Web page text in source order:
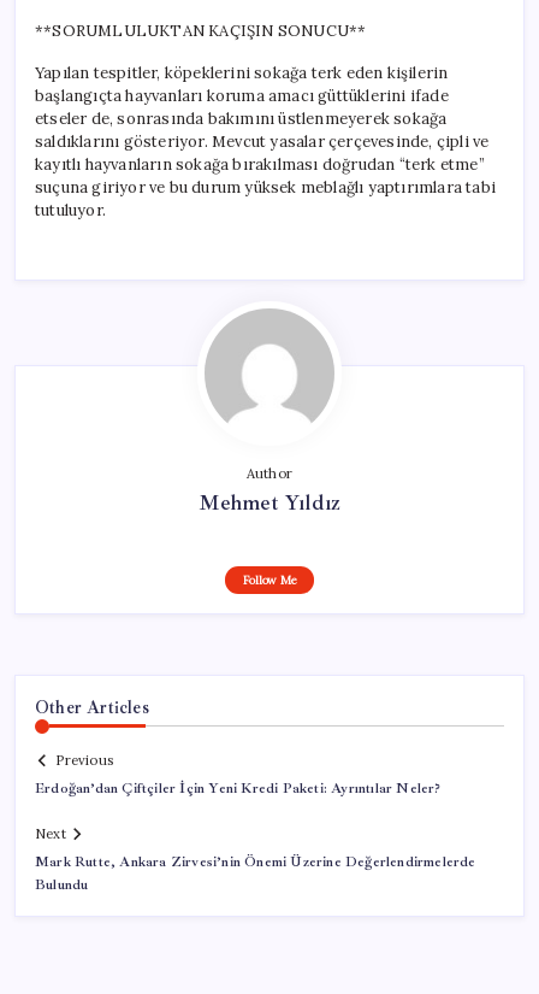
**SORUMLULUKTAN KAÇIŞIN SONUCU**
Yapılan tespitler, köpeklerini sokağa terk eden kişilerin
başlangıçta hayvanları koruma amacı güttüklerini ifade
etseler de, sonrasında bakımını üstlenmeyerek sokağa
saldıklarını gösteriyor. Mevcut yasalar çerçevesinde, çipli ve
kayıtlı hayvanların sokağa bırakılması doğrudan “terk etme”
suçuna giriyor ve bu durum yüksek meblağlı yaptırımlara tabi
tutuluyor.
Author
Mehmet Yıldız
Follow Me
Other Articles
Previous
Erdoğan’dan Çiftçiler İçin Yeni Kredi Paketi: Ayrıntılar Neler?
Next
Mark Rutte, Ankara Zirvesi’nin Önemi Üzerine Değerlendirmelerde
Bulundu